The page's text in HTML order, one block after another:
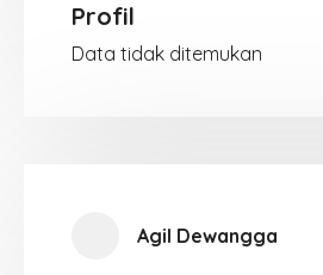
Profil
Data tidak ditemukan
Agil Dewangga